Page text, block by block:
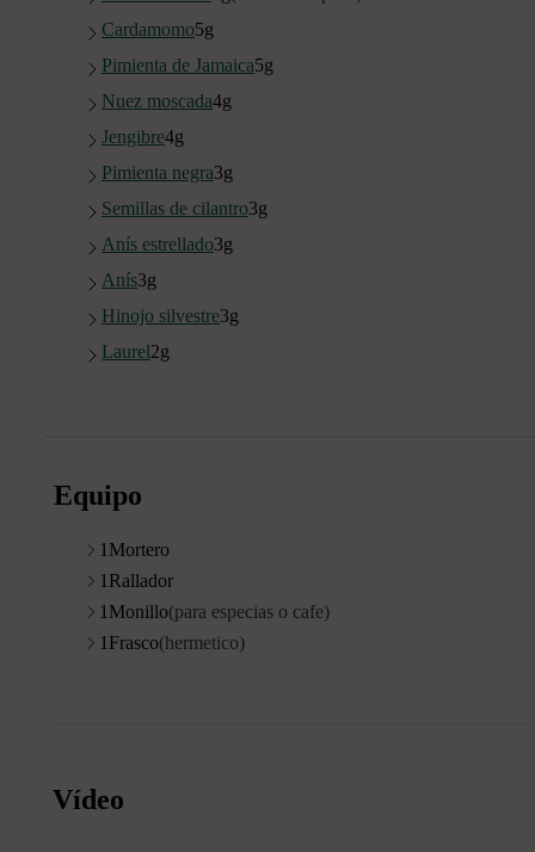
Cardamomo5g
Pimienta de Jamaica5g
Nuez moscada4g
Jengibre4g
Pimienta negra3g
Semillas de cilantro3g
Anís estrellado3g
Anís3g
Hinojo silvestre3g
Laurel2g
Equipo
1 Mortero
1 Rallador
1 Monillo(para especias o cafe)
1 Frasco(hermetico)
Vídeo